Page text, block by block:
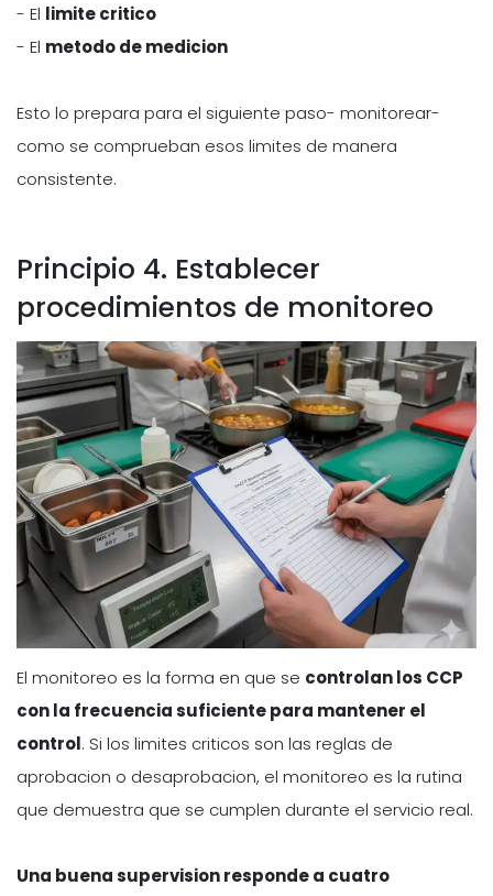
- El limite critico
- El metodo de medicion
Esto lo prepara para el siguiente paso- monitorear-
como se comprueban esos limites de manera
consistente.
Principio 4. Establecer
procedimientos de monitoreo
El monitoreo es la forma en que se controlan los CCP
con la frecuencia suficiente para mantener el
control. Si los limites criticos son las reglas de
aprobacion o desaprobacion, el monitoreo es la rutina
que demuestra que se cumplen durante el servicio real.
Una buena supervision responde a cuatro